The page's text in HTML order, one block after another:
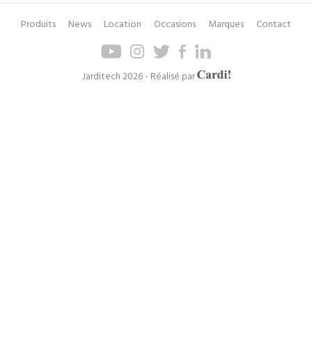
Pied
Menu
navigation
Produits News Location Occasions Marques Contact
Jarditech 2026 - Réalisé par
Axel